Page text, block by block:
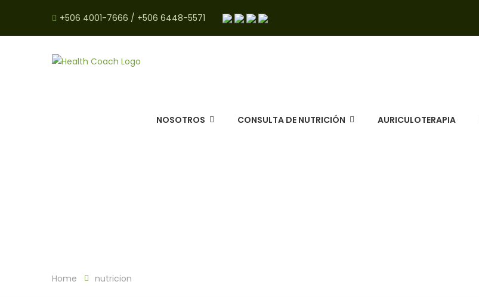
+506 4001-7666 / +506 6448-5571
NOSOTROS CONSULTA DE NUTRICIÓN AURICULOTERAPIA
Home nutricion